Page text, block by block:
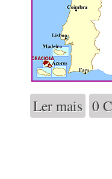
Ler mais acerca
0